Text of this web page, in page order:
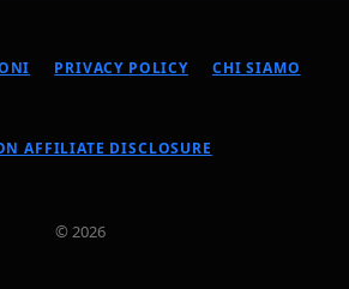
PRIVACY POLICY CHI SIAMO
AFFILIATE DISCLOSURE
© 2026